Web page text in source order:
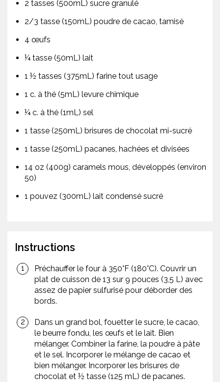
2 tasses (500mL) sucre granulé
2/3 tasse (150mL) poudre de cacao, tamisé
4 œufs
¼ tasse (50mL) lait
1 ½ tasses (375mL) farine tout usage
1 c. à thé (5mL) levure chimique
¼ c. à thé (1mL) sel
1 tasse (250mL) brisures de chocolat mi-sucré
1 tasse (250mL) pacanes, hachées et divisées
14 oz (400g) caramels mous, développés (environ
50)
1 pouvez (300mL) lait condensé sucré
Instructions
Préchauffer le four à 350°F (180°C). Couvrir un
plat de cuisson de 13 sur 9 pouces (3,5 L) avec
assez de papier sulfurisé pour déborder des
bords.
Dans un grand bol, fouetter le sucre, le cacao,
le beurre fondu, les œufs et le lait. Bien
mélanger. Combiner la farine, la poudre à pâte
et le sel. Incorporer le mélange de cacao et
bien mélanger. Incorporer les brisures de
chocolat et ½ tasse (125 mL) de pacanes.